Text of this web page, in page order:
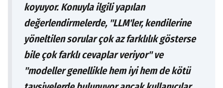
koyuyor. Konuyla ilgili yapılan
değerlendirmelerde, "LLM'ler, kendilerine
yöneltilen sorular çok az farklılık gösterse
bile çok farklı cevaplar veriyor" ve
"modeller genellikle hem iyi hem de kötü